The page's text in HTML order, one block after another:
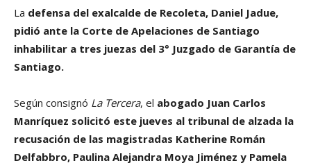
La defensa del exalcalde de Recoleta, Daniel Jadue,
pidió ante la Corte de Apelaciones de Santiago
inhabilitar a tres juezas del 3° Juzgado de Garantía de
Santiago.
Según consignó La Tercera, el abogado Juan Carlos
Manríquez solicitó este jueves al tribunal de alzada la
recusación de las magistradas Katherine Román
Delfabbro, Paulina Alejandra Moya Jiménez y Pamela